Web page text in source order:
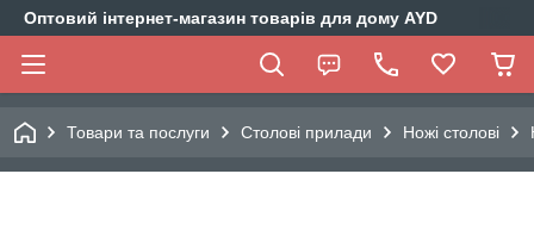
Оптовий інтернет-магазин товарів для дому AYD
Товари та послуги Столові прилади Ножі столові